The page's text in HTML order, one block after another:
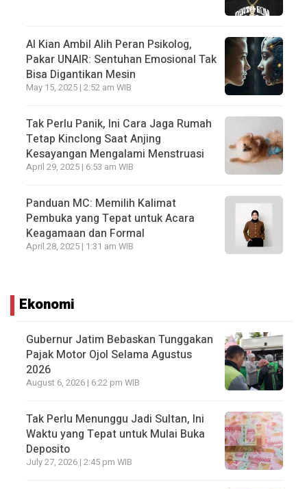
AI Kian Ambil Alih Peran Psikolog,
Pakar UNAIR: Sentuhan Emosional Tak
Bisa Digantikan Mesin
May 15, 2025 | 2:52 am WIB
Tak Perlu Panik, Ini Cara Jaga Rumah
Tetap Kinclong Saat Anjing
Kesayangan Mengalami Menstruasi
April 29, 2025 | 6:53 am WIB
Panduan MC: Memilih Kalimat
Pembuka yang Tepat untuk Acara
Keagamaan dan Formal
April 28, 2025 | 1:31 am WIB
Ekonomi
Gubernur Jatim Bebaskan Tunggakan
Pajak Motor Ojol Selama Agustus
2026
August 6, 2026 | 6:22 pm WIB
Tak Perlu Menunggu Jadi Sultan, Ini
Waktu yang Tepat untuk Mulai Buka
Deposito
July 27, 2026 | 2:45 pm WIB